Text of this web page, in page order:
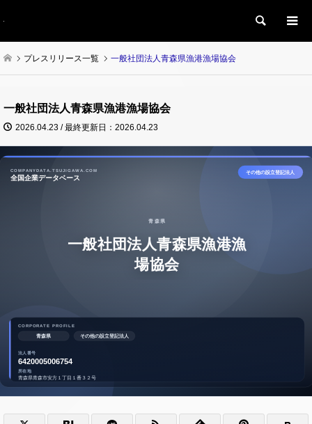
検索
プレスリリース一覧 一般社団法人青森県漁港漁場協会
一般社団法人青森県漁港漁場協会
2026.04.23 / 最終更新日：2026.04.23